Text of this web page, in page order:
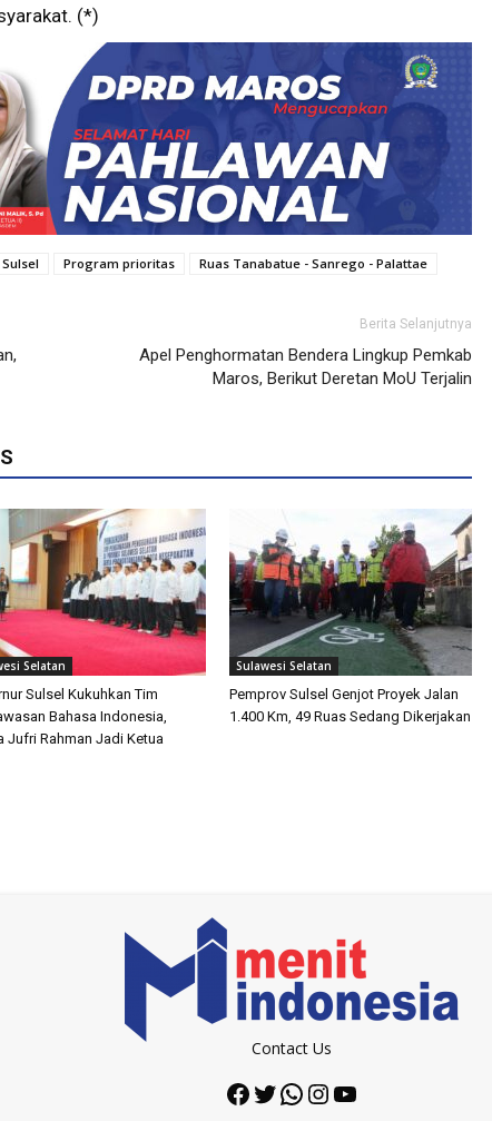
(*)
Program prioritas Ruas Tanabatue - Sanrego - Palattae
Berita Selanjutnya
Apel Penghormatan Bendera Lingkup Pemkab
Maros, Berikut Deretan MoU Terjalin
Selatan
Sulsel Kukuhkan Tim
Bahasa Indonesia,
Jufri Rahman Jadi Ketua
Sulawesi Selatan
Pemprov Sulsel Genjot Proyek Jalan
1.400 Km, 49 Ruas Sedang Dikerjakan
Contact Us
Facebook
Twitter
WhatsApp
Instagram
YouTube